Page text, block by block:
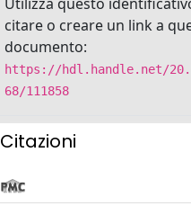
citare o creare un link a
documento:
https://hdl.handle.net/
68/111858
Citazioni